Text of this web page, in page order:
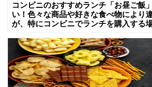
コンビニのおすすめランチ「お昼ご飯
い！色々な商品や好きな食べ物により
が、特にコンビニでランチを購入する
カップラーメンやコンビニ弁当、総菜